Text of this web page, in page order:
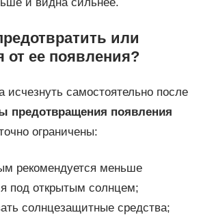
и видна сильнее.
или
от ее появления?
исчезнуть самостоятельно после
предотвращения появления
ограничены:
рекомендуется меньше
под открытым солнцем;
солнцезащитные средства;